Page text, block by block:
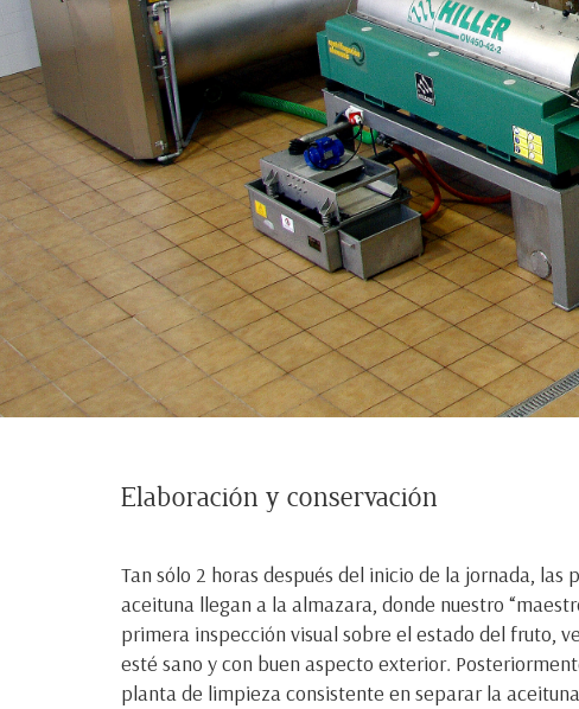
Elaboración y conservación
Tan sólo 2 horas después del inicio de la jornada, las
aceituna llegan a la almazara, donde nuestro
primera inspección visual sobre el estado del fruto,
esté sano y con buen aspecto exterior.
planta de limpieza consistente en separar la